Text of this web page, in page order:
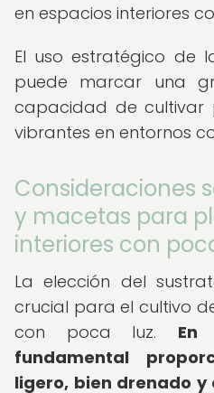
en espacios interiores
El uso estratégico de
puede marcar una
capacidad de cultivar
vibrantes en entornos
Consideraciones
y macetas para
interiores con
La elección del
crucial para el cultivo
con poca luz. En
fundamental
ligero, bien drenado